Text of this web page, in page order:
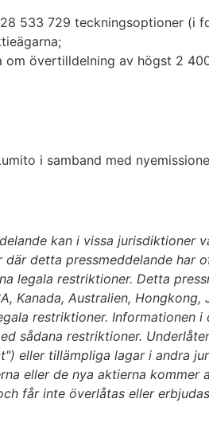
533 729 teckningsoptioner (i
övertilldelning av högst 2
i samband med
kan i vissa jurisdiktioner
detta pressmeddelande har
legala restriktioner. Detta
Kanada, Australien, Hongkong,
restriktioner. Informationen i
sådana restriktioner.
eller tillämpliga lagar i andra
eller de nya aktierna kommer
får inte överlåtas eller